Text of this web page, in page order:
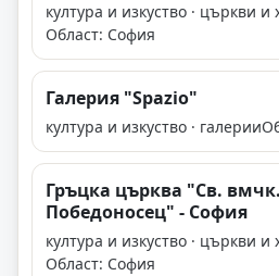
култура и изкуство · църкви и
Област: София
Галерия "Spazio"
култура и изкуство · галерии
Гръцка църква "Св.
Победоносец" - София
култура и изкуство · църкви и
Област: София